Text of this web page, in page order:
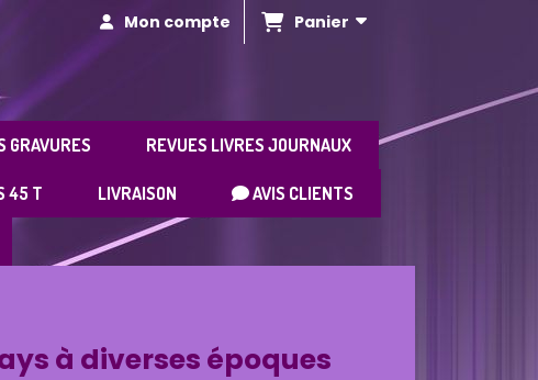
Mon compte Panier
GRAVURES REVUES LIVRES JOURNAUX
45 T LIVRAISON AVIS CLIENTS
à diverses époques